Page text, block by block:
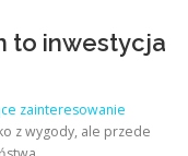
to inwestycja
zainteresowanie
z wygody, ale przede